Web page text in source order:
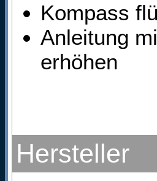
Kompass
Anleitung
erhöhen
Hersteller